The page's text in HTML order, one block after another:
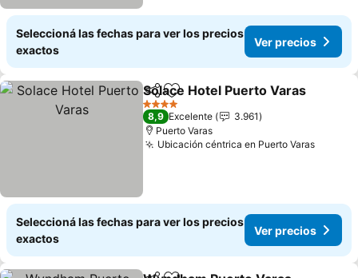
Seleccioná las fechas para ver los precios
exactos
Ver precios
CompartirAñadir a favoritos
Solace Hotel Puerto Varas
4 Estrellas
8,9 Excelente
3.961
Puerto Varas
Ubicación céntrica en Puerto VarasVer
Seleccioná las fechas para ver los precios
exactos
Ver precios